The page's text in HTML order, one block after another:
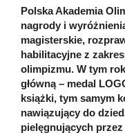
Polska Akademia
nagrody i
magisterskie,
habilitacyjne z
olimpizmu. W tym
główną – medal
książki, tym samym
nawiązujący do
pielęgnujących